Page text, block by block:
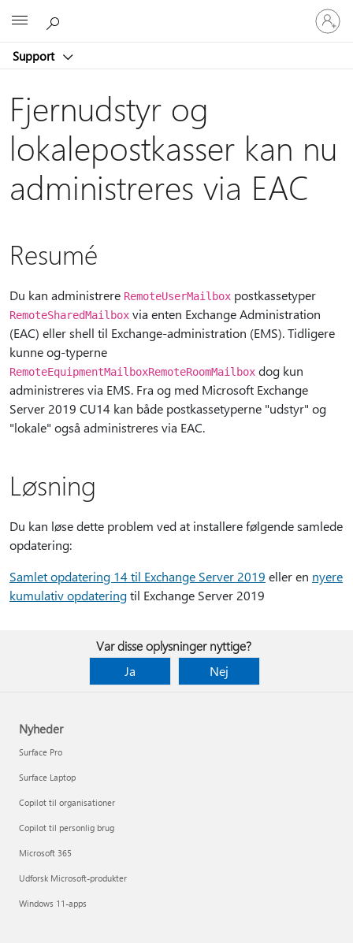
Support
Log
på
din
Fjernudstyr og
lokalepostkasser kan nu
administreres via EAC
Resumé
Du kan administrere RemoteUserMailbox postkassetyper
RemoteSharedMailbox via enten Exchange Administration
(EAC) eller shell til Exchange-administration (EMS). Tidligere
kunne og-typerne
RemoteEquipmentMailboxRemoteRoomMailbox dog kun
administreres via EMS. Fra og med Microsoft Exchange
Server 2019 CU14 kan både postkassetyperne "udstyr" og
"lokale" også administreres via EAC.
Løsning
Du kan løse dette problem ved at installere følgende samlede
opdatering:
Samlet opdatering 14 til Exchange Server 2019 eller en nyere
kumulativ opdateringtil Exchange Server 2019
Var disse oplysninger nyttige?
Ja
Nej
Nyheder
Surface Pro
Surface Laptop
Copilot til organisationer
Copilot til personlig brug
Microsoft 365
Udforsk Microsoft-produkter
Windows 11-apps